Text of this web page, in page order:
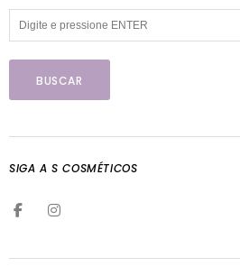
SIGA A S COSMÉTICOS